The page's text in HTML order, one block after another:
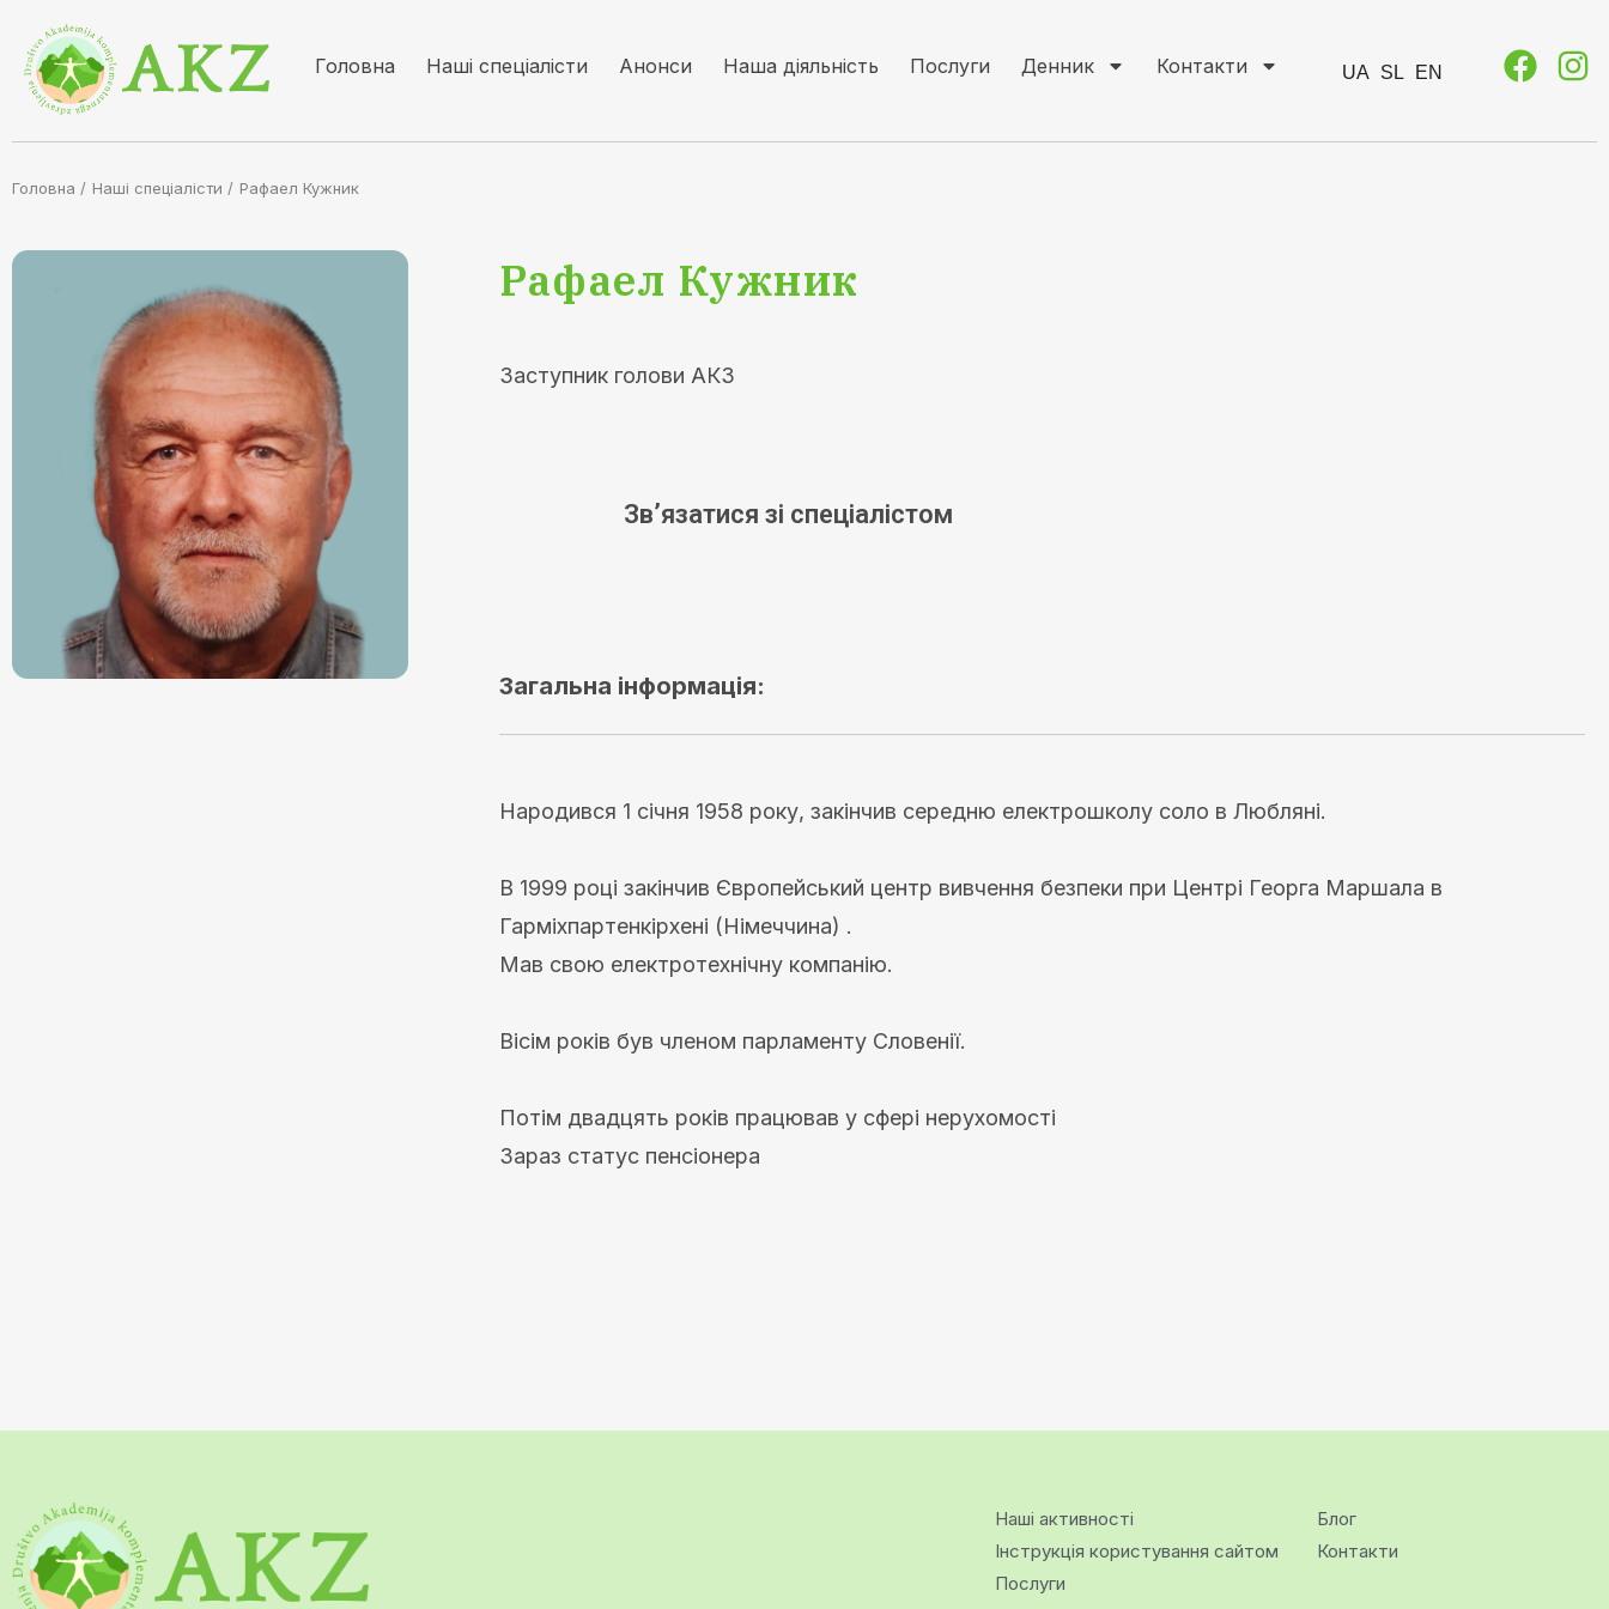
Головна Наші спеціалісти Анонси Наша діяльність Послуги Денник Контакти UA SL EN
Головна / Наші спеціалісти / Рафаел Кужник
Рафаел Кужник
Заступник голови АКЗ
Зв’язатися зі спеціалістом
Загальна інформація:
Народився 1 січня 1958 року, закінчив середню електрошколу соло в Любляні.
В 1999 році закінчив Європейський центр вивчення безпеки при Центрі Георга Маршала в
Гарміхпартенкірхені (Німеччина) .
Мав свою електротехнічну компанію.
Вісім років був членом парламенту Словенії.
Потім двадцять років працював у сфері нерухомості
Зараз статус пенсіонера
Наші активності
Інструкція користування сайтом
Послуги
Блог
Контакти